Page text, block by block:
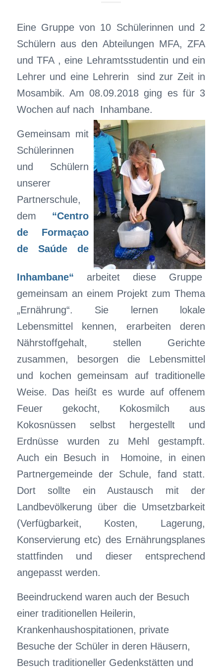
Eine Gruppe von 10 Schülerinnen und 2
Schülern aus den Abteilungen MFA, ZFA
und TFA , eine Lehramtsstudentin und ein
Lehrer und eine Lehrerin sind zur Zeit in
Mosambik. Am 08.09.2018 ging es für 3
Wochen auf nach Inhambane.
Gemeinsam mit
Schülerinnen
und Schülern
unserer
Partnerschule,
dem “Centro
de Formaçao
de Saúde de
Inhambane“ arbeitet diese Gruppe
gemeinsam an einem Projekt zum Thema
„Ernährung“. Sie lernen lokale
Lebensmittel kennen, erarbeiten deren
Nährstoffgehalt, stellen Gerichte
zusammen, besorgen die Lebensmittel
und kochen gemeinsam auf traditionelle
Weise. Das heißt es wurde auf offenem
Feuer gekocht, Kokosmilch aus
Kokosnüssen selbst hergestellt und
Erdnüsse wurden zu Mehl gestampft.
Auch ein Besuch in Homoine, in einen
Partnergemeinde der Schule, fand statt.
Dort sollte ein Austausch mit der
Landbevölkerung über die Umsetzbarkeit
(Verfügbarkeit, Kosten, Lagerung,
Konservierung etc) des Ernährungsplanes
stattfinden und dieser entsprechend
angepasst werden.
Beeindruckend waren auch der Besuch
einer traditionellen Heilerin,
Krankenhaushospitationen, private
Besuche der Schüler in deren Häusern,
Besuch traditioneller Gedenkstätten und